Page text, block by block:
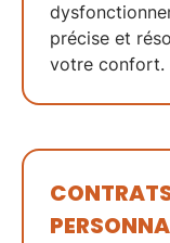
précise et
votre confort.